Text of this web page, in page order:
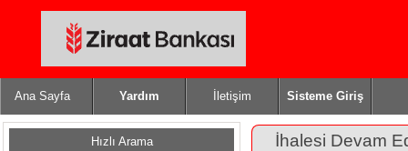
Ana Sayfa Yardım İletişim Sisteme Giriş
Hızlı Arama İhalesi Devam